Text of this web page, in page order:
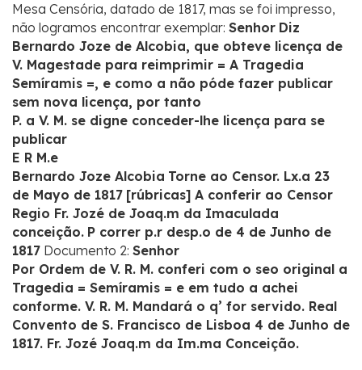
Mesa Censória, datado de 1817, mas se foi impresso,
não logramos encontrar exemplar: Senhor Diz
Bernardo Joze de Alcobia, que obteve licença de
V. Magestade para reimprimir = A Tragedia
Semíramis =, e como a não póde fazer publicar
sem nova licença, por tanto
P. a V. M. se digne conceder-lhe licença para se
publicar
E R M.e
Bernardo Joze Alcobia Torne ao Censor. Lx.a 23
de Mayo de 1817 [rúbricas] A conferir ao Censor
Regio Fr. Jozé de Joaq.m da Imaculada
conceição. P correr p.r desp.o de 4 de Junho de
1817 Documento 2: Senhor
Por Ordem de V. R. M. conferi com o seo original a
Tragedia = Semíramis = e em tudo a achei
conforme. V. R. M. Mandará o q’ for servido. Real
Convento de S. Francisco de Lisboa 4 de Junho de
1817. Fr. Jozé Joaq.m da Im.ma Conceição.